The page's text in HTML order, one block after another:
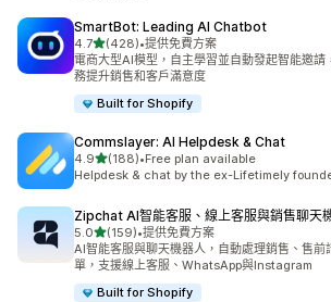
SmartBot: Leading AI Chatbot
4.7滿分 5 顆星
(428)
共有 428 則評價
•提供免費方案
電商大型AI模型，自主學習並自動發起智能邀請
務提升銷售和客戶滿意度
Built for Shopify
Commslayer: AI Helpdesk & Chat
4.9滿分 5 顆星
(188)
共有 188 則評價
•Free plan available
Helpdesk & chat by the ex-Lifetimely
Zipchat AI智能客服、線上客服與銷售聊天
5.0滿分 5 顆星
(159)
共有 159 則評價
•提供免費方案
AI智能客服與聊天機器人，自動處理銷售、售前
單，支援線上客服、WhatsApp與Instagram
Built for Shopify